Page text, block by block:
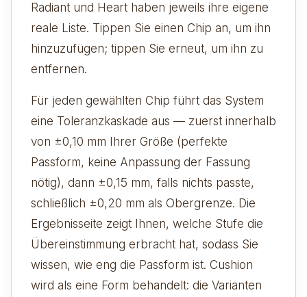
Radiant und Heart haben jeweils ihre eigene
reale Liste. Tippen Sie einen Chip an, um ihn
hinzuzufügen; tippen Sie erneut, um ihn zu
entfernen.
Für jeden gewählten Chip führt das System
eine Toleranzkaskade aus — zuerst innerhalb
von ±0,10 mm Ihrer Größe (perfekte
Passform, keine Anpassung der Fassung
nötig), dann ±0,15 mm, falls nichts passte,
schließlich ±0,20 mm als Obergrenze. Die
Ergebnisseite zeigt Ihnen, welche Stufe die
Übereinstimmung erbracht hat, sodass Sie
wissen, wie eng die Passform ist. Cushion
wird als eine Form behandelt: die Varianten